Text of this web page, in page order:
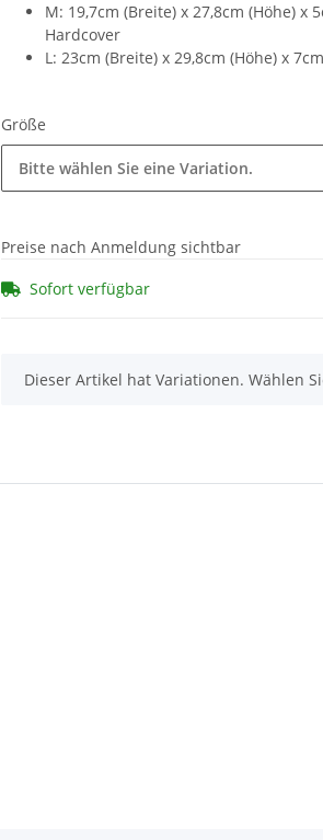
M: 19,7cm (Breite) x 27,8cm (Höhe)
Hardcover
L: 23cm (Breite) x 29,8cm (Höhe) x
Größe
Bitte wählen Sie eine Variation.
Preise nach Anmeldung sichtbar
Sofort verfügbar
x
Dieser Artikel hat Variationen. Wählen